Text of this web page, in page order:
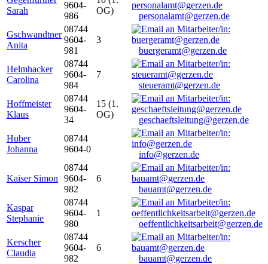
Sarah
9604-
986
OG)
personalamt@gerzen.de
Gschwandtner
Anita
08744
9604-
981
3
buergeramt@gerzen.de
Helmhacker
Carolina
08744
9604-
984
7
steueramt@gerzen.de
Hoffmeister
Klaus
08744
9604-
34
15 (1.
OG)
geschaeftsleitung@gerzen.de
Huber
Johanna
08744
9604-0
info@gerzen.de
Kaiser Simon
08744
9604-
982
6
bauamt@gerzen.de
Kaspar
Stephanie
08744
9604-
980
1
oeffentlichkeitsarbeit@gerzen.de
Kerscher
Claudia
08744
9604-
982
6
bauamt@gerzen.de